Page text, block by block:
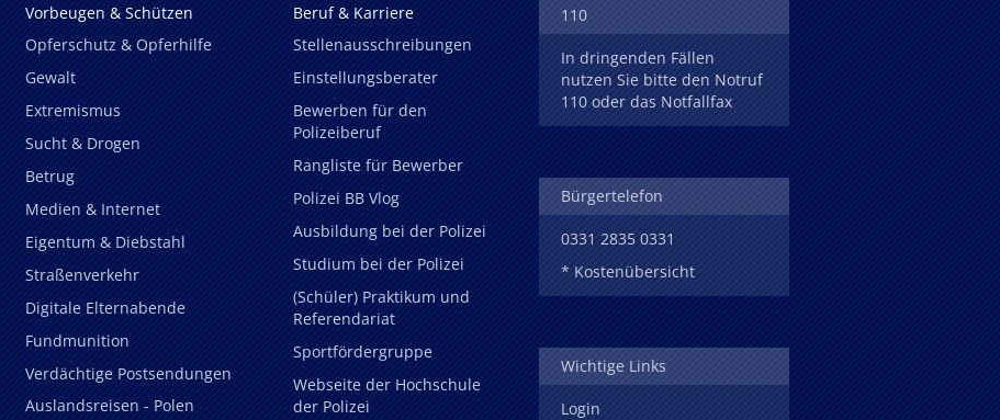
Vorbeugen & Schützen
Opferschutz & Opferhilfe
Gewalt
Extremismus
Sucht & Drogen
Betrug
Medien & Internet
Eigentum & Diebstahl
Straßenverkehr
Digitale Elternabende
Fundmunition
Verdächtige Postsendungen
Auslandsreisen - Polen
Beruf & Karriere
Stellenausschreibungen
Einstellungsberater
Bewerben für den
Polizeiberuf
Rangliste für Bewerber
Polizei BB Vlog
Ausbildung bei der Polizei
Studium bei der Polizei
(Schüler) Praktikum und
Referendariat
Sportfördergruppe
Webseite der Hochschule
der Polizei
110
In dringenden Fällen
nutzen Sie bitte den Notruf
110 oder das Notfallfax
Bürgertelefon
0331 2835 0331
* Kostenübersicht
Wichtige Links
Login